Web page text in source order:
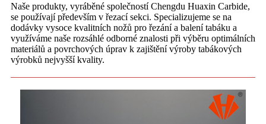
Naše produkty, vyráběné společností Chengdu Huaxin Carbide,
se používají především v řezací sekci. Specializujeme se na
dodávky vysoce kvalitních nožů pro řezání a balení tabáku a
využíváme naše rozsáhlé odborné znalosti při výběru optimálních
materiálů a povrchových úprav k zajištění výroby tabákových
výrobků nejvyšší kvality.